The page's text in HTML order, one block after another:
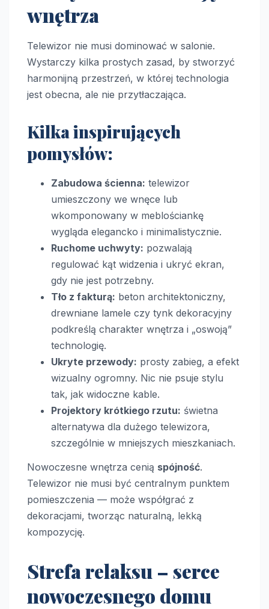
wnętrza
Telewizor nie musi dominować w salonie.
Wystarczy kilka prostych zasad, by stworzyć
harmonijną przestrzeń, w której technologia
jest obecna, ale nie przytłaczająca.
Kilka inspirujących
pomysłów:
Zabudowa ścienna: telewizor
umieszczony we wnęce lub
wkomponowany w meblościankę
wygląda elegancko i minimalistycznie.
Ruchome uchwyty: pozwalają
regulować kąt widzenia i ukryć ekran,
gdy nie jest potrzebny.
Tło z fakturą: beton architektoniczny,
drewniane lamele czy tynk dekoracyjny
podkreślą charakter wnętrza i „oswoją”
technologię.
Ukryte przewody: prosty zabieg, a efekt
wizualny ogromny. Nic nie psuje stylu
tak, jak widoczne kable.
Projektory krótkiego rzutu: świetna
alternatywa dla dużego telewizora,
szczególnie w mniejszych mieszkaniach.
Nowoczesne wnętrza cenią spójność.
Telewizor nie musi być centralnym punktem
pomieszczenia — może współgrać z
dekoracjami, tworząc naturalną, lekką
kompozycję.
Strefa relaksu – serce
nowoczesnego domu